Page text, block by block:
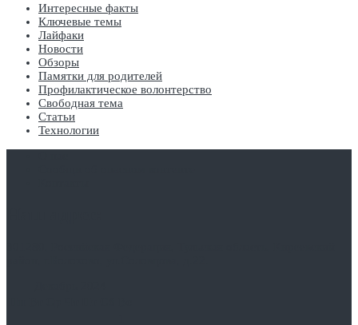
Интересные факты
Ключевые темы
Лайфаки
Новости
Обзоры
Памятки для родителей
Профилактическое волонтерство
Свободная тема
Статьи
Технологии